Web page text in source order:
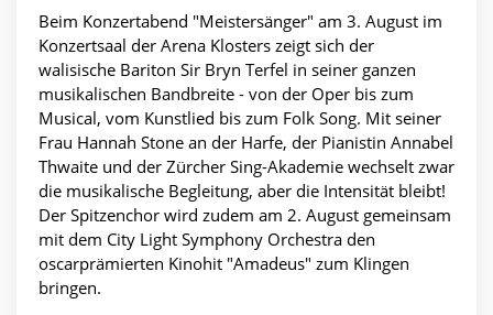
Beim Konzertabend "Meistersänger" am 3. August im
Konzertsaal der Arena Klosters zeigt sich der
walisische Bariton Sir Bryn Terfel in seiner ganzen
musikalischen Bandbreite - von der Oper bis zum
Musical, vom Kunstlied bis zum Folk Song. Mit seiner
Frau Hannah Stone an der Harfe, der Pianistin Annabel
Thwaite und der Zürcher Sing-Akademie wechselt zwar
die musikalische Begleitung, aber die Intensität bleibt!
Der Spitzenchor wird zudem am 2. August gemeinsam
mit dem City Light Symphony Orchestra den
oscarprämierten Kinohit "Amadeus" zum Klingen
bringen.